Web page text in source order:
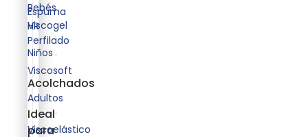
Bebés
Niños
Adultos
Viscogel
Viscosoft
Ideal
para
Espuma
HR
Perfilado
Acolchados
Viscoelástico